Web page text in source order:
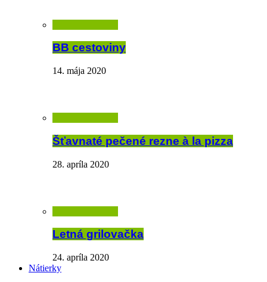
BB cestoviny
14. mája 2020
Šťavnaté pečené rezne à la pizza
28. apríla 2020
Letná grilovačka
24. apríla 2020
Nátierky